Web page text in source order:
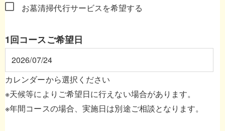
お墓清掃代行サービスを希望する
1回コースご希望日
カレンダーから選択ください
※天候等によりご希望日に行えない場合があります。
※年間コースの場合、実施日は別途ご相談となります。